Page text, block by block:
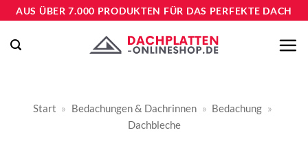
Zum
springen
AUS ÜBER 7.000 PRODUKTEN FÜR DAS PERFEKTE DACH
Start » Bedachungen & Dachrinnen » Bedachung »
Dachbleche